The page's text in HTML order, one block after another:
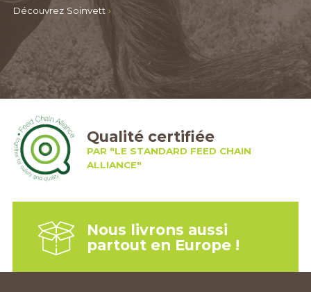
Découvrez Soinvett ›
Qualité certifiée
PAR "LE STANDARD FEED CHAIN
ALLIANCE"
Nous livrons aussi
partout en Europe !